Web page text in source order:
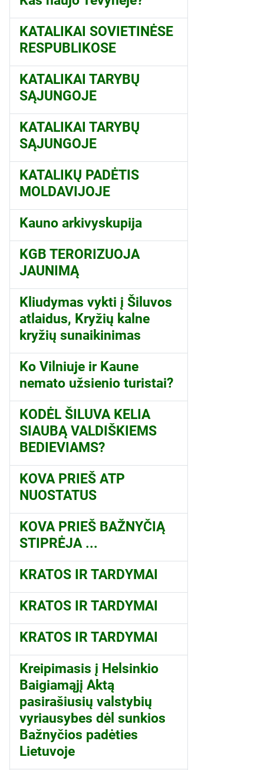
KATALIKAI SOVIETINĖSE
RESPUBLIKOSE
KATALIKAI TARYBŲ
SĄJUNGOJE
KATALIKAI TARYBŲ
SĄJUNGOJE
KATALIKŲ PADĖTIS
MOLDAVIJOJE
Kauno arkivyskupija
KGB TERORIZUOJA
JAUNIMĄ
Kliudymas vykti į Šiluvos
atlaidus, Kryžių kalne
kryžių sunaikinimas
Ko Vilniuje ir Kaune
nemato užsienio turistai?
KODĖL ŠILUVA KELIA
SIAUBĄ VALDIŠKIEMS
BEDIEVIAMS?
KOVA PRIEŠ ATP
NUOSTATUS
KOVA PRIEŠ BAŽNYČIĄ
STIPRĖJA ...
KRATOS IR TARDYMAI
KRATOS IR TARDYMAI
KRATOS IR TARDYMAI
Kreipimasis į Helsinkio
Baigiamąjį Aktą
pasirašiusių valstybių
vyriausybes dėl sunkios
Bažnyčios padėties
Lietuvoje